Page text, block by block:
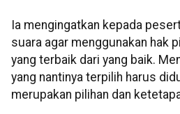
Ia mengingatkan kepada
suara agar menggunakan hak
yang terbaik dari yang baik.
yang nantinya terpilih harus
merupakan pilihan dan